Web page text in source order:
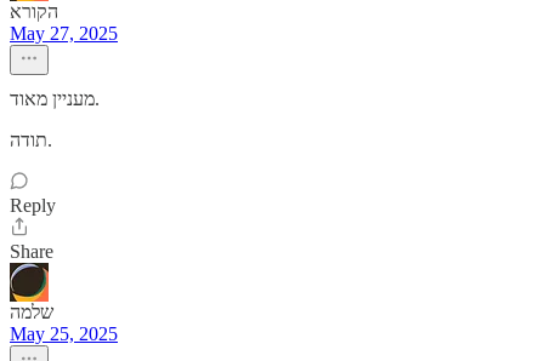
הקורא
May 27, 2025
מעניין מאוד.
תודה.
Reply
Share
שלמה
May 25, 2025